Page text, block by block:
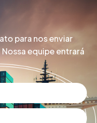
para nos enviar
equipe entrará